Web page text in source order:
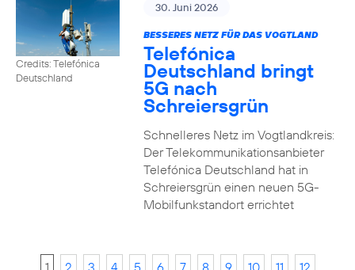
Credits: Telefónica
Deutschland
30. Juni 2026
BESSERES NETZ FÜR DAS VOGTLAND
Telefónica
Deutschland bringt
5G nach
Schreiersgrün
Schnelleres Netz im Vogtlandkreis:
Der Telekommunikationsanbieter
Telefónica Deutschland hat in
Schreiersgrün einen neuen 5G-
Mobilfunkstandort errichtet
1 2 3 4 5 6 7 8 9 10 11 12